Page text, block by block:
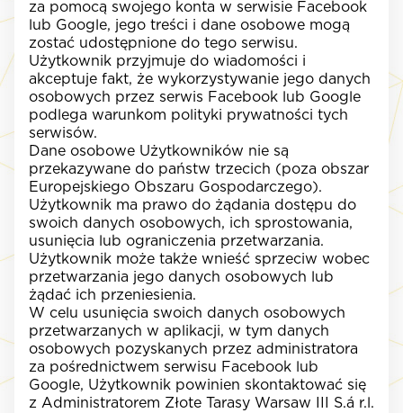
za pomocą swojego konta w serwisie Facebook
lub Google, jego treści i dane osobowe mogą
zostać udostępnione do tego serwisu.
Użytkownik przyjmuje do wiadomości i
akceptuje fakt, że wykorzystywanie jego danych
osobowych przez serwis Facebook lub Google
podlega warunkom polityki prywatności tych
serwisów.
Dane osobowe Użytkowników nie są
przekazywane do państw trzecich (poza obszar
Europejskiego Obszaru Gospodarczego).
Użytkownik ma prawo do żądania dostępu do
swoich danych osobowych, ich sprostowania,
usunięcia lub ograniczenia przetwarzania.
Użytkownik może także wnieść sprzeciw wobec
przetwarzania jego danych osobowych lub
żądać ich przeniesienia.
W celu usunięcia swoich danych osobowych
przetwarzanych w aplikacji, w tym danych
osobowych pozyskanych przez administratora
za pośrednictwem serwisu Facebook lub
Google, Użytkownik powinien skontaktować się
z Administratorem Złote Tarasy Warsaw III S.á r.l.